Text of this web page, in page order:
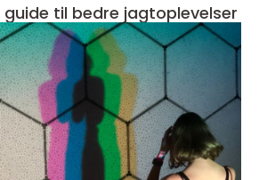
til bedre jagtoplevelser